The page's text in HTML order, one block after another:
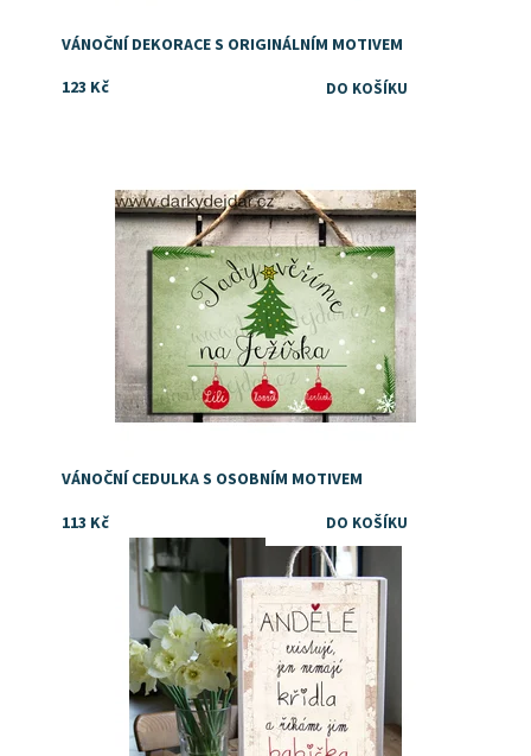
VÁNOČNÍ DEKORACE S ORIGINÁLNÍM MOTIVEM
123 Kč
VÁNOČNÍ CEDULKA S OSOBNÍM MOTIVEM
113 Kč
Dostupnost:
Skladem